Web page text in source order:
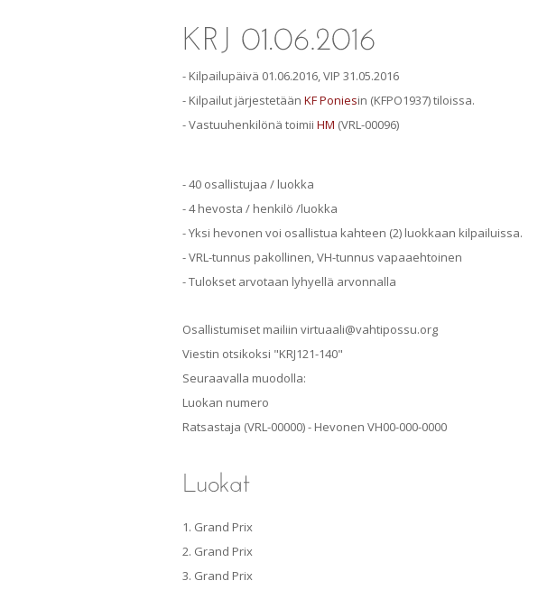
- Kilpailupäivä 01.06.2016, VIP 31.05.2016
- Kilpailut järjestetään KF Poniesin (KFPO1937) tiloissa.
- Vastuuhenkilönä toimii HM (VRL-00096)
- 40 osallistujaa / luokka
- 4 hevosta / henkilö /luokka
- Yksi hevonen voi osallistua kahteen (2) luokkaan kilpailuissa.
- VRL-tunnus pakollinen, VH-tunnus vapaaehtoinen
- Tulokset arvotaan lyhyellä arvonnalla
Osallistumiset mailiin virtuaali@vahtipossu.org
Viestin otsikoksi "KRJ121-140"
Seuraavalla muodolla:
Luokan numero
Ratsastaja (VRL-00000) - Hevonen VH00-000-0000
1. Grand Prix
2. Grand Prix
3. Grand Prix